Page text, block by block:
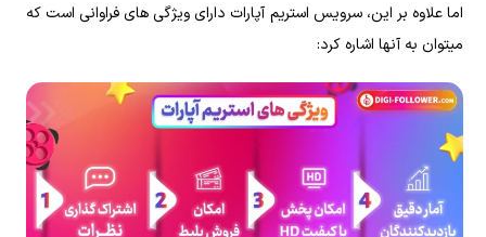
اما علاوه بر این، سرویس استریم آپارات دارای ویژگی‌ های فراوانی است که
میتوان به آنها اشاره کرد: